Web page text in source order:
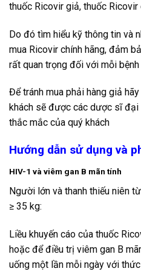
thuốc Ricovir giả, thuốc Ricovir
Do đó tìm hiểu kỹ thông tin và
mua Ricovir chính hãng, đảm
rất quan trọng đối với mỗi bệnh
Để tránh mua phải hàng giả
khách sẽ được các dược sĩ
thắc mắc của quý khách
Hướng dẫn sử dụng và
HIV-1 và viêm gan B mãn tính
Người lớn và thanh thiếu niên
≥ 35 kg:
Liều khuyến cáo của thuốc
hoặc để điều trị viêm gan B
uống một lần mỗi ngày với thức